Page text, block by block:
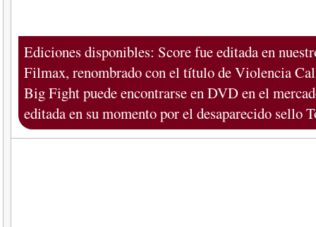
Ediciones disponibles: Score fue editada en
Filmax, renombrado con el título de Violencia
Big Fight puede encontrarse en DVD en el
editada en su momento por el desaparecido sello